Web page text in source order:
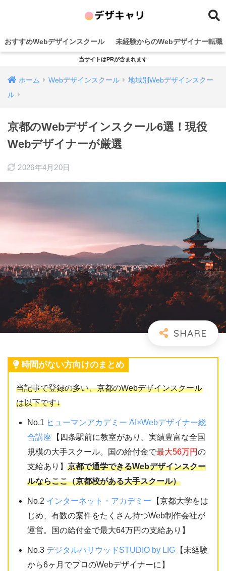
おすすめWebデザインスクール 未経験からのWebデザイナー転職
当サイトはPRが含まれます
ホーム Webデザインスクール
地域別Webデザインスクー
ル
京都のWebデザインスクール6選！現役
Webデザイナーが厳選
2026年4月20日
時間がない方向けのまとめ
当記事で登録の多い、京都のWebデザインスクール
は以下です↓
No.1 ヒューマンアカデミー AI×Webデザイナー総
合講座
【四条駅前に教室があり。実績豊富な全国
規模の大手スクール。国の給付金で最大56万円の
支給あり】京都で通学できるWebデザインスクー
ルならここ（京都校がある大手スクール）
No.2 インターネット・アカデミー
【京都大学をは
じめ、有数の案件をたくさん持つWeb制作会社が
運営。国の給付金で最大64万円の支給あり】
No.3 デジタルハリウッドSTUDIO by LIG 【未経験
から6ヶ月でプロのWebデザイナーに】